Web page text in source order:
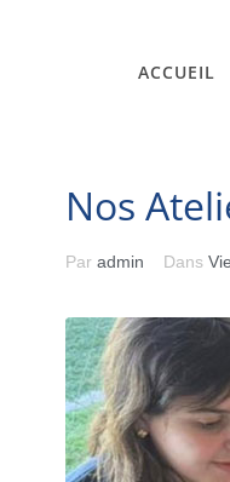
ACCUEIL
Nos
Par admin Dans